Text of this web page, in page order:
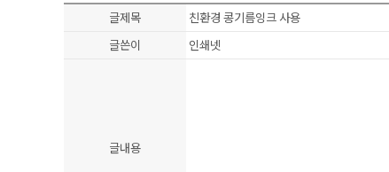
친환경 소이프린팅과 함께합니다
글제목
친환경 콩기름잉크 사용
글쓴이
인쇄넷
글내용